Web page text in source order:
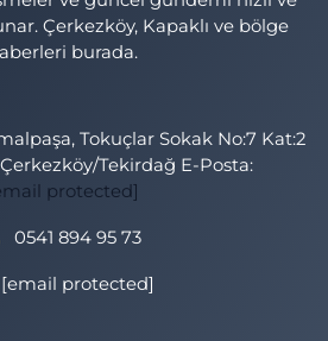
Çerkezköy, Kapaklı ve bölge
burada.
Tokuçlar Sokak No:7 Kat:2
Tekirdağ E-Posta:
protected]
0541 894 95 73
[email protected]